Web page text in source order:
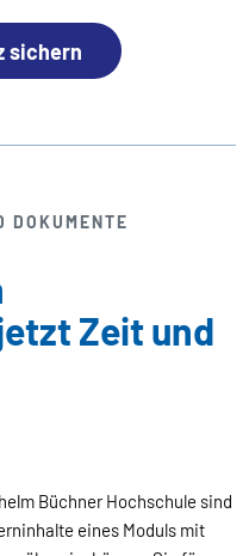
sichern
DOKUMENTE
Zeit und
Büchner Hochschule sind
eines Moduls mit